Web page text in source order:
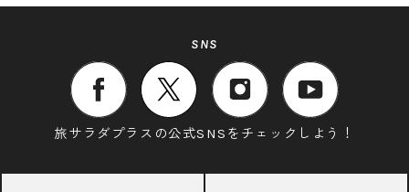
SNS
旅サラダプラスの公式SNSをチェックしよう！